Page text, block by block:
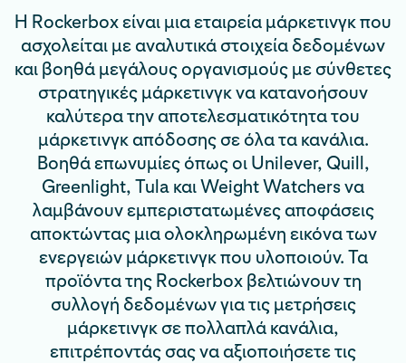
Η Rockerbox είναι μια εταιρεία μάρκετινγκ που
ασχολείται με αναλυτικά στοιχεία δεδομένων
και βοηθά μεγάλους οργανισμούς με σύνθετες
στρατηγικές μάρκετινγκ να κατανοήσουν
καλύτερα την αποτελεσματικότητα του
μάρκετινγκ απόδοσης σε όλα τα κανάλια.
Βοηθά επωνυμίες όπως οι Unilever, Quill,
Greenlight, Tula και Weight Watchers να
λαμβάνουν εμπεριστατωμένες αποφάσεις
αποκτώντας μια ολοκληρωμένη εικόνα των
ενεργειών μάρκετινγκ που υλοποιούν. Τα
προϊόντα της Rockerbox βελτιώνουν τη
συλλογή δεδομένων για τις μετρήσεις
μάρκετινγκ σε πολλαπλά κανάλια,
επιτρέποντάς σας να αξιοποιήσετε τις